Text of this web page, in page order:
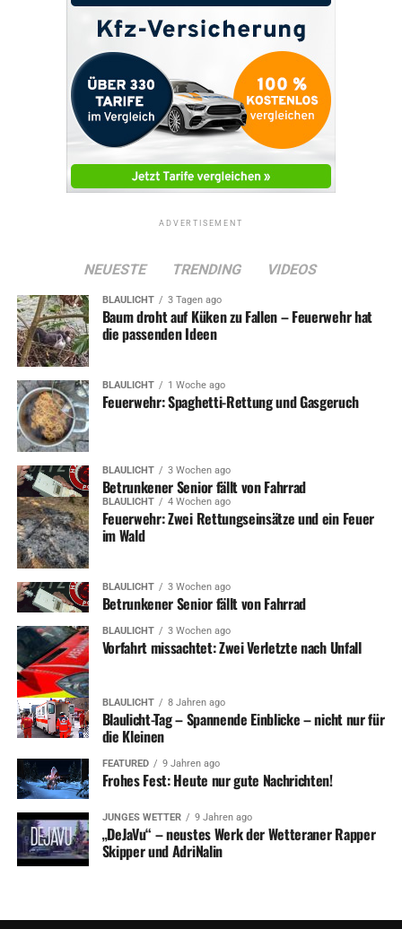
ADVERTISEMENT
NEUESTE TRENDING VIDEOS
BLAULICHT 3 Tagen ago
Baum droht auf Küken zu Fallen – Feuerwehr hat
die passenden Ideen
BLAULICHT 1 Woche ago
Feuerwehr: Spaghetti-Rettung und Gasgeruch
BLAULICHT 3 Wochen ago
Betrunkener Senior fällt von Fahrrad
BLAULICHT 4 Wochen ago
Feuerwehr: Zwei Rettungseinsätze und ein Feuer
im Wald
BLAULICHT 3 Wochen ago
Betrunkener Senior fällt von Fahrrad
BLAULICHT 3 Wochen ago
Vorfahrt missachtet: Zwei Verletzte nach Unfall
BLAULICHT 8 Jahren ago
Blaulicht-Tag – Spannende Einblicke – nicht nur für
die Kleinen
FEATURED 9 Jahren ago
Frohes Fest: Heute nur gute Nachrichten!
JUNGES WETTER 9 Jahren ago
„DeJaVu“ – neustes Werk der Wetteraner Rapper
Skipper und AdriNalin